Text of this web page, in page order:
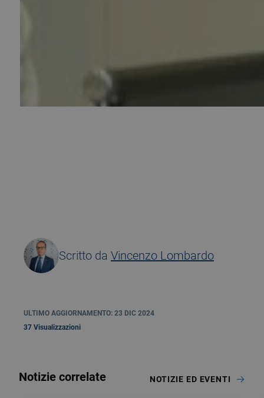
Scritto da Vincenzo Lombardo
ULTIMO AGGIORNAMENTO: 23 DIC 2024
37 Visualizzazioni
Notizie correlate NOTIZIE ED EVENTI